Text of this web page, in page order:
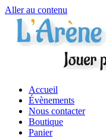
Aller au contenu
Accueil
Évènements
Nous contacter
Boutique
Panier